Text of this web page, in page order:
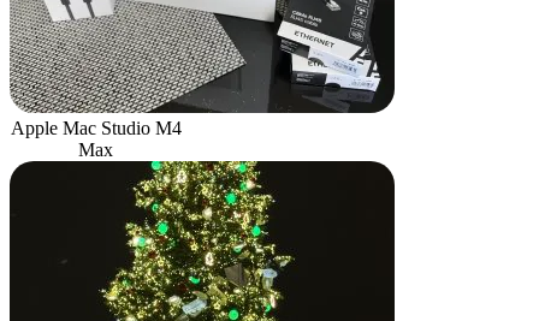
Apple Mac Studio M4
Max